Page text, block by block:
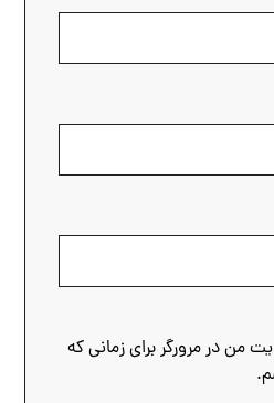
من در مرورگر برای زمانی که